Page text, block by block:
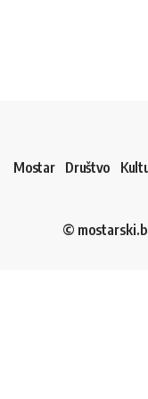
Mostar Društvo
©